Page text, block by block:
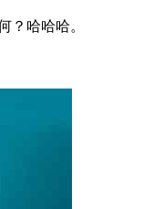
？哈哈哈。